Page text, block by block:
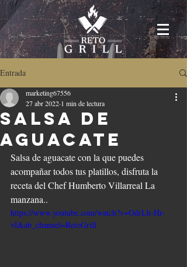
Entrada
Salsa de
Aguacate
marketing67556
27 abr 2022 1 min de lectura
Salsa de aguacate con la que puedes
acompañar todos tus platillos, disfruta la
receta del Chef Humberto Villarreal La
manzana..
https://www.youtube.com/watch?v=OdrLh-Hr-
vI&ab_channel=RetoGrill